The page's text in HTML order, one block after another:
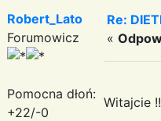
Robert_Lato
Forumowicz
Pomocna dłoń:
+22/-0
Re:
«
Witajcie